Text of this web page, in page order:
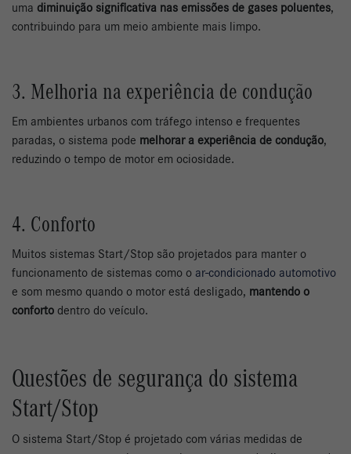
uma diminuição significativa nas emissões de gases poluentes,
contribuindo para um meio ambiente mais limpo.
3. Melhoria na experiência de condução
Em ambientes urbanos com tráfego intenso e frequentes
paradas, o sistema pode melhorar a experiência de condução,
reduzindo o tempo de motor em ociosidade.
4. Conforto
Muitos sistemas Start/Stop são projetados para manter o
funcionamento de sistemas como o ar-condicionado automotivo
e som mesmo quando o motor está desligado, mantendo o
conforto dentro do veículo.
Questões de segurança do sistema
Start/Stop
O sistema Start/Stop é projetado com várias medidas de